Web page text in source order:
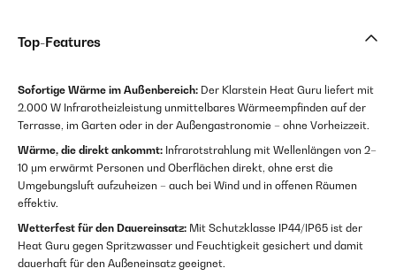
Top-Features
Sofortige Wärme im Außenbereich: Der Klarstein Heat Guru liefert mit
2.000 W Infrarotheizleistung unmittelbares Wärmeempfinden auf der
Terrasse, im Garten oder in der Außengastronomie – ohne Vorheizzeit.
Wärme, die direkt ankommt: Infrarotstrahlung mit Wellenlängen von 2–
10 μm erwärmt Personen und Oberflächen direkt, ohne erst die
Umgebungsluft aufzuheizen – auch bei Wind und in offenen Räumen
effektiv.
Wetterfest für den Dauereinsatz: Mit Schutzklasse IP44/IP65 ist der
Heat Guru gegen Spritzwasser und Feuchtigkeit gesichert und damit
dauerhaft für den Außeneinsatz geeignet.